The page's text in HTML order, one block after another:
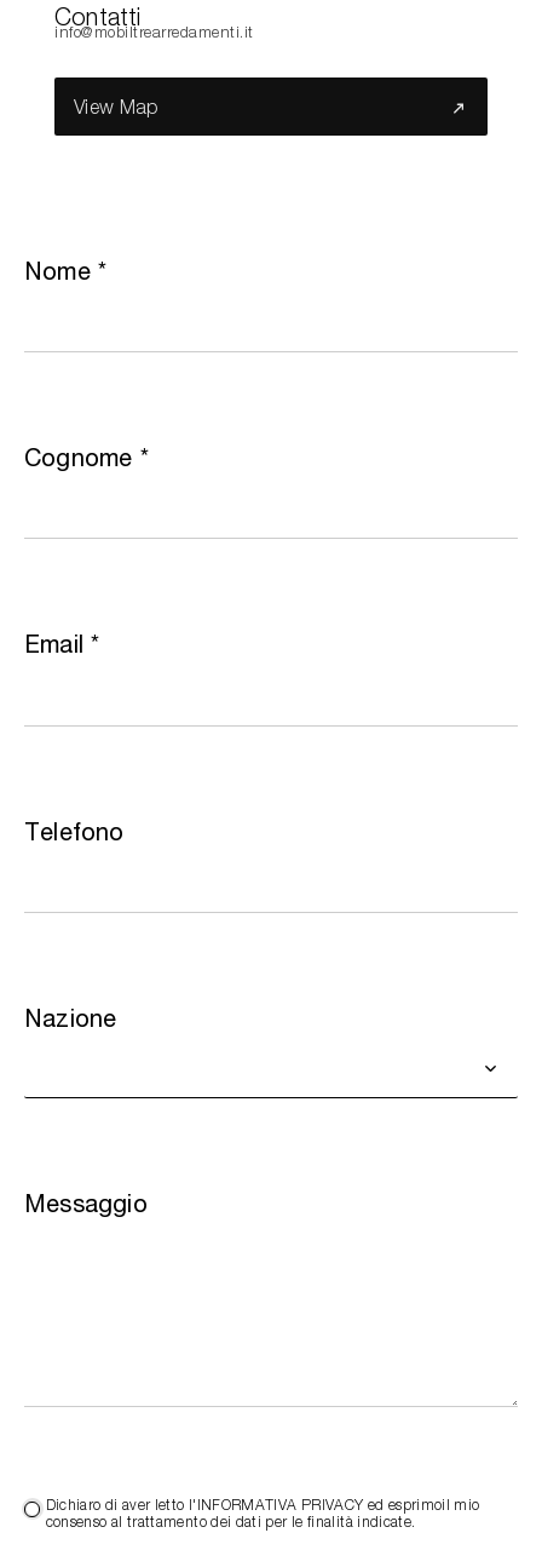
Cerca nel sito...
Contatti
info@mobiltrearredamenti.it
View Map
Nome*
Cognome *
Email *
Telefono
Nazione
Messaggio
Dichiaro di aver letto l'INFORMATIVA PRIVACY ed esprimoil mio
consenso al trattamento dei dati per le finalità indicate.